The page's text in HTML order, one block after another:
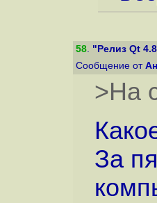
58. "Релиз Qt
Сообщение от
>На
За